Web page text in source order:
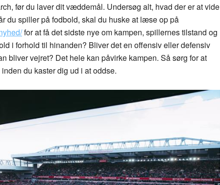
før du laver dit væddemål. Undersøg alt, hvad der er at vide
du spiller på fodbold, skal du huske at læse op på
for at få det sidste nye om kampen, spillernes tilstand og
i forhold til hinanden? Bliver det en offensiv eller defensiv
bliver vejret? Det hele kan påvirke kampen. Så sørg for at
du kaster dig ud i at oddse.